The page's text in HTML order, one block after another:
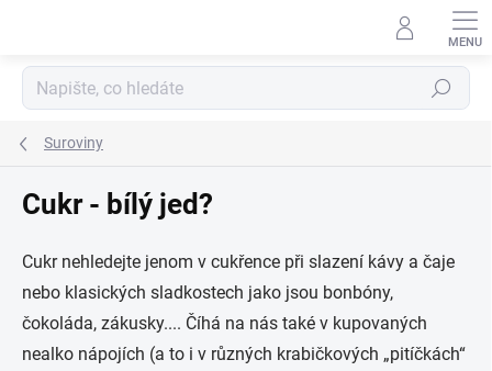
Hledat
Suroviny
Cukr - bílý jed?
Cukr nehledejte jenom v cukřence při slazení kávy a čaje
nebo klasických sladkostech jako jsou bonbóny,
čokoláda, zákusky.... Číhá na nás také v kupovaných
nealko nápojích (a to i v různých krabičkových „pitíčkách“